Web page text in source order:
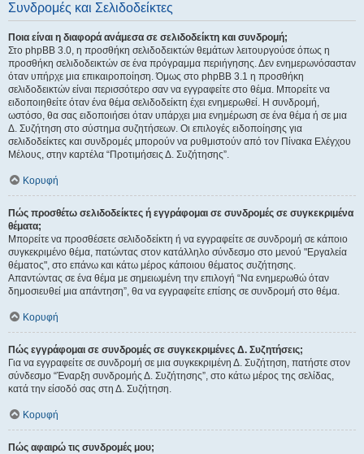
Συνδρομές και Σελιδοδείκτες
Ποια είναι η διαφορά ανάμεσα σε σελιδοδείκτη και συνδρομή;
Στο phpBB 3.0, η προσθήκη σελιδοδεικτών θεμάτων λειτουργούσε όπως η
προσθήκη σελιδοδεικτών σε ένα πρόγραμμα περιήγησης. Δεν ενημερωνόσασταν
όταν υπήρχε μια επικαιροποίηση. Όμως στο phpBB 3.1 η προσθήκη
σελιδοδεικτών είναι περισσότερο σαν να εγγραφείτε στο θέμα. Μπορείτε να
ειδοποιηθείτε όταν ένα θέμα σελιδοδείκτη έχει ενημερωθεί. Η συνδρομή,
ωστόσο, θα σας ειδοποιήσει όταν υπάρχει μια ενημέρωση σε ένα θέμα ή σε μια
Δ. Συζήτηση στο σύστημα συζητήσεων. Οι επιλογές ειδοποίησης για
σελιδοδείκτες και συνδρομές μπορούν να ρυθμιστούν από τον Πίνακα Ελέγχου
Μέλους, στην καρτέλα “Προτιμήσεις Δ. Συζήτησης”.
Κορυφή
Πώς προσθέτω σελιδοδείκτες ή εγγράφομαι σε συνδρομές σε συγκεκριμένα
θέματα;
Μπορείτε να προσθέσετε σελιδοδείκτη ή να εγγραφείτε σε συνδρομή σε κάποιο
συγκεκριμένο θέμα, πατώντας στον κατάλληλο σύνδεσμο στο μενού "Εργαλεία
θέματος", στο επάνω και κάτω μέρος κάποιου θέματος συζήτησης.
Απαντώντας σε ένα θέμα με σημειωμένη την επιλογή “Να ενημερωθώ όταν
δημοσιευθεί μια απάντηση”, θα να εγγραφείτε επίσης σε συνδρομή στο θέμα.
Κορυφή
Πώς εγγράφομαι σε συνδρομές σε συγκεκριμένες Δ. Συζητήσεις;
Για να εγγραφείτε σε συνδρομή σε μια συγκεκριμένη Δ. Συζήτηση, πατήστε στον
σύνδεσμο “Έναρξη συνδρομής Δ. Συζήτησης”, στο κάτω μέρος της σελίδας,
κατά την είσοδό σας στη Δ. Συζήτηση.
Κορυφή
Πώς αφαιρώ τις συνδρομές μου;